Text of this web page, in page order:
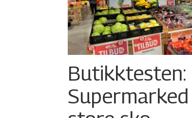
Butikktesten: